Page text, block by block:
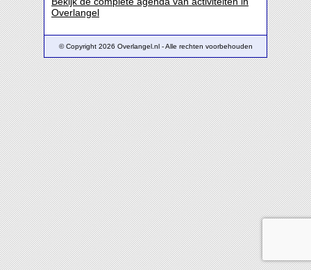
Overlangel
© Copyright 2026 Overlangel.nl - Alle rechten voorbehouden